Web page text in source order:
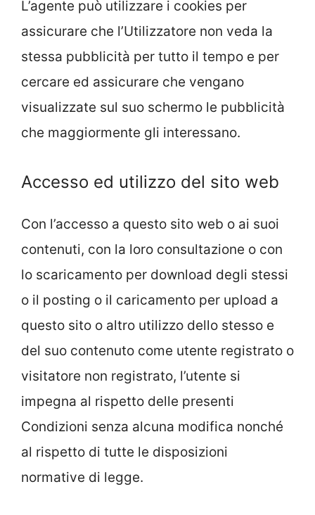
L’agente può utilizzare i cookies per
assicurare che l’Utilizzatore non veda la
stessa pubblicità per tutto il tempo e per
cercare ed assicurare che vengano
visualizzate sul suo schermo le pubblicità
che maggiormente gli interessano.
Accesso ed utilizzo del sito web
Con l’accesso a questo sito web o ai suoi
contenuti, con la loro consultazione o con
lo scaricamento per download degli stessi
o il posting o il caricamento per upload a
questo sito o altro utilizzo dello stesso e
del suo contenuto come utente registrato o
visitatore non registrato, l’utente si
impegna al rispetto delle presenti
Condizioni senza alcuna modifica nonché
al rispetto di tutte le disposizioni
normative di legge.